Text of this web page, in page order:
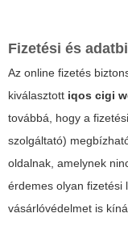
Fizetési és
Az online fizetés
kiválasztott iqos cigi
továbbá, hogy a
szolgáltató)
oldalnak, amelynek
érdemes olyan fizetési
vásárlóvédelmet is